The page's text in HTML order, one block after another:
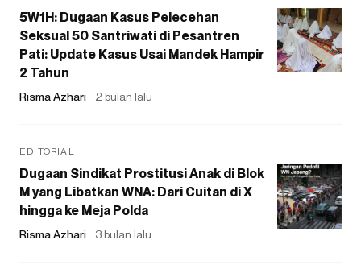
5W1H: Dugaan Kasus Pelecehan
Seksual 50 Santriwati di Pesantren
Pati: Update Kasus Usai Mandek Hampir
2 Tahun
Risma Azhari 2 bulan lalu
EDITORIAL
Dugaan Sindikat Prostitusi Anak di Blok
M yang Libatkan WNA: Dari Cuitan di X
hingga ke Meja Polda
Risma Azhari 3 bulan lalu